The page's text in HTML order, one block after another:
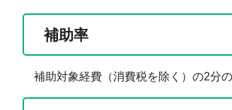
補助率
補助対象経費（消費税を除く）の2分